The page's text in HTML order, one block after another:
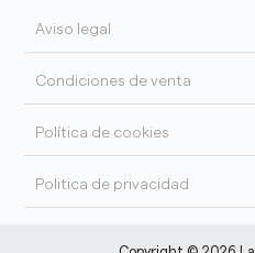
Aviso legal
Condiciones de venta
Política de cookies
Politica de privacidad